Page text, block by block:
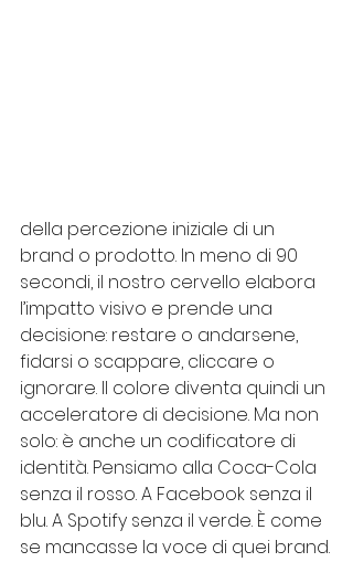
della percezione iniziale di un
brand o prodotto. In meno di 90
secondi, il nostro cervello elabora
l’impatto visivo e prende una
decisione: restare o andarsene,
fidarsi o scappare, cliccare o
ignorare. Il colore diventa quindi un
acceleratore di decisione. Ma non
solo: è anche un codificatore di
identità. Pensiamo alla Coca-Cola
senza il rosso. A Facebook senza il
blu. A Spotify senza il verde. È come
se mancasse la voce di quei brand.